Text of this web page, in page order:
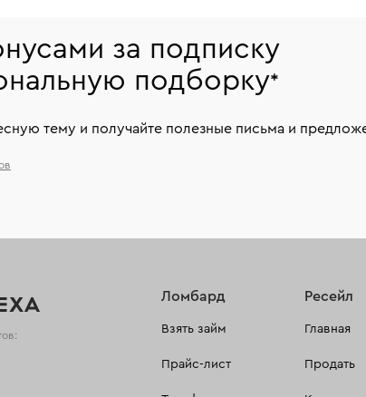
за подписку
подборку*
тему и получайте полезные письма и
Ломбард
Взять займ
Прайс-лист
Ресейл
Главная
Продать